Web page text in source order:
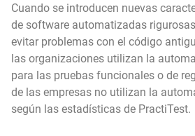
Cuando se introducen nuevas
de software automatizadas
evitar problemas con el código
las organizaciones utilizan la
para las pruebas funcionales o de
de las empresas no utilizan la
según las estadísticas de PractiTest.